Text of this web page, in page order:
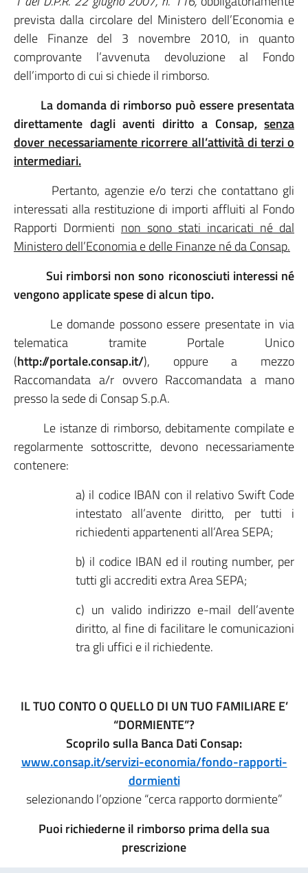
prevista dalla circolare del Ministero dell’Economia e
delle Finanze del 3 novembre 2010, in quanto
comprovante l’avvenuta devoluzione al Fondo
dell’importo di cui si chiede il rimborso.
La domanda di rimborso può essere presentata
direttamente dagli aventi diritto a Consap, senza
dover necessariamente ricorrere all’attività di terzi o
intermediari.
Pertanto, agenzie e/o terzi che contattano gli
interessati alla restituzione di importi affluiti al Fondo
Rapporti Dormienti non sono stati incaricati né dal
Ministero dell’Economia e delle Finanze né da Consap.
Sui rimborsi non sono riconosciuti interessi né
vengono applicate spese di alcun tipo.
Le domande possono essere presentate in via
telematica tramite Portale Unico
(http://portale.consap.it/), oppure a mezzo
Raccomandata a/r ovvero Raccomandata a mano
presso la sede di Consap S.p.A.
Le istanze di rimborso, debitamente compilate e
regolarmente sottoscritte, devono necessariamente
contenere:
a) il codice IBAN con il relativo Swift Code
intestato all’avente diritto, per tutti i
richiedenti appartenenti all’Area SEPA;
b) il codice IBAN ed il routing number, per
tutti gli accrediti extra Area SEPA;
c) un valido indirizzo e-mail dell’avente
diritto, al fine di facilitare le comunicazioni
tra gli uffici e il richiedente.
IL TUO CONTO O QUELLO DI UN TUO FAMILIARE E’
“DORMIENTE”?
Scoprilo sulla Banca Dati Consap:
www.consap.it/servizi-economia/fondo-rapporti-
dormienti
selezionando l’opzione “cerca rapporto dormiente”
Puoi richiederne il rimborso prima della sua
prescrizione